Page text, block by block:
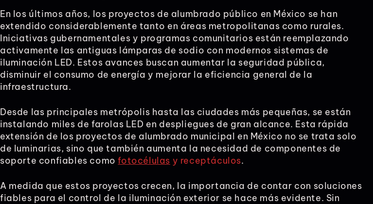
En los últimos años, los proyectos de alumbrado público en México se han
extendido considerablemente tanto en áreas metropolitanas como rurales.
Iniciativas gubernamentales y programas comunitarios están reemplazando
activamente las antiguas lámparas de sodio con modernos sistemas de
iluminación LED. Estos avances buscan aumentar la seguridad pública,
disminuir el consumo de energía y mejorar la eficiencia general de la
infraestructura.
Desde las principales metrópolis hasta las ciudades más pequeñas, se están
instalando miles de farolas LED en despliegues de gran alcance. Esta rápida
extensión de los proyectos de alumbrado municipal en México no se trata solo
de luminarias, sino que también aumenta la necesidad de componentes de
soporte confiables comofotocélulas y receptáculos.
A medida que estos proyectos crecen, la importancia de contar con soluciones
fiables para el control de la iluminación exterior se hace más evidente. Sin